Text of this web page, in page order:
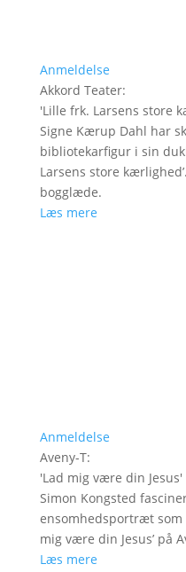
Anmeldelse
Akkord Teater:
'Lille frk. Larsens store
Signe Kærup Dahl har
bibliotekarfigur i sin
Larsens store
bogglæde.
Læs mere
Anmeldelse
Aveny-T:
'Lad mig være din Jesus'
Simon Kongsted
ensomhedsportræt som
mig være din Jesus’ på
Læs mere